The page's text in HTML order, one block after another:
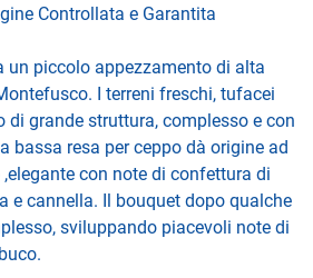
Controllata e Garantita
un piccolo appezzamento di alta
I terreni freschi, tufacei
di grande struttura, complesso e con
bassa resa per ceppo dà origine ad
con note di confettura di
e cannella. Il bouquet dopo qualche
sviluppando piacevoli note di